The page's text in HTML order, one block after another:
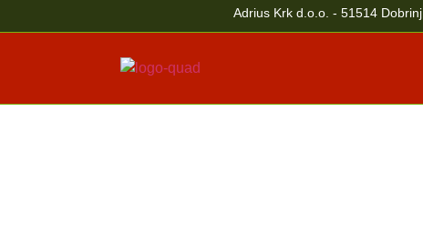
Adrius Krk d.o.o. - 51514 Dobrinj